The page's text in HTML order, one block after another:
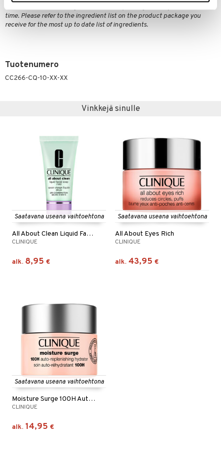
time. Please refer to the ingredient list on the product package you
receive for the most up to date list of ingredients.
Tuotenumero
CC266-CQ-10-XX-XX
Vinkkejä sinulle
Saatavana useana vaihtoehtona
All About Clean Liquid Facial Soap Mild
CLINIQUE
alk. 8,95 €
Saatavana useana vaihtoehtona
All About Eyes Rich
CLINIQUE
alk. 43,95 €
Saatavana useana vaihtoehtona
Moisture Surge 100H Auto Replenishing Hydrator
CLINIQUE
alk. 14,95 €